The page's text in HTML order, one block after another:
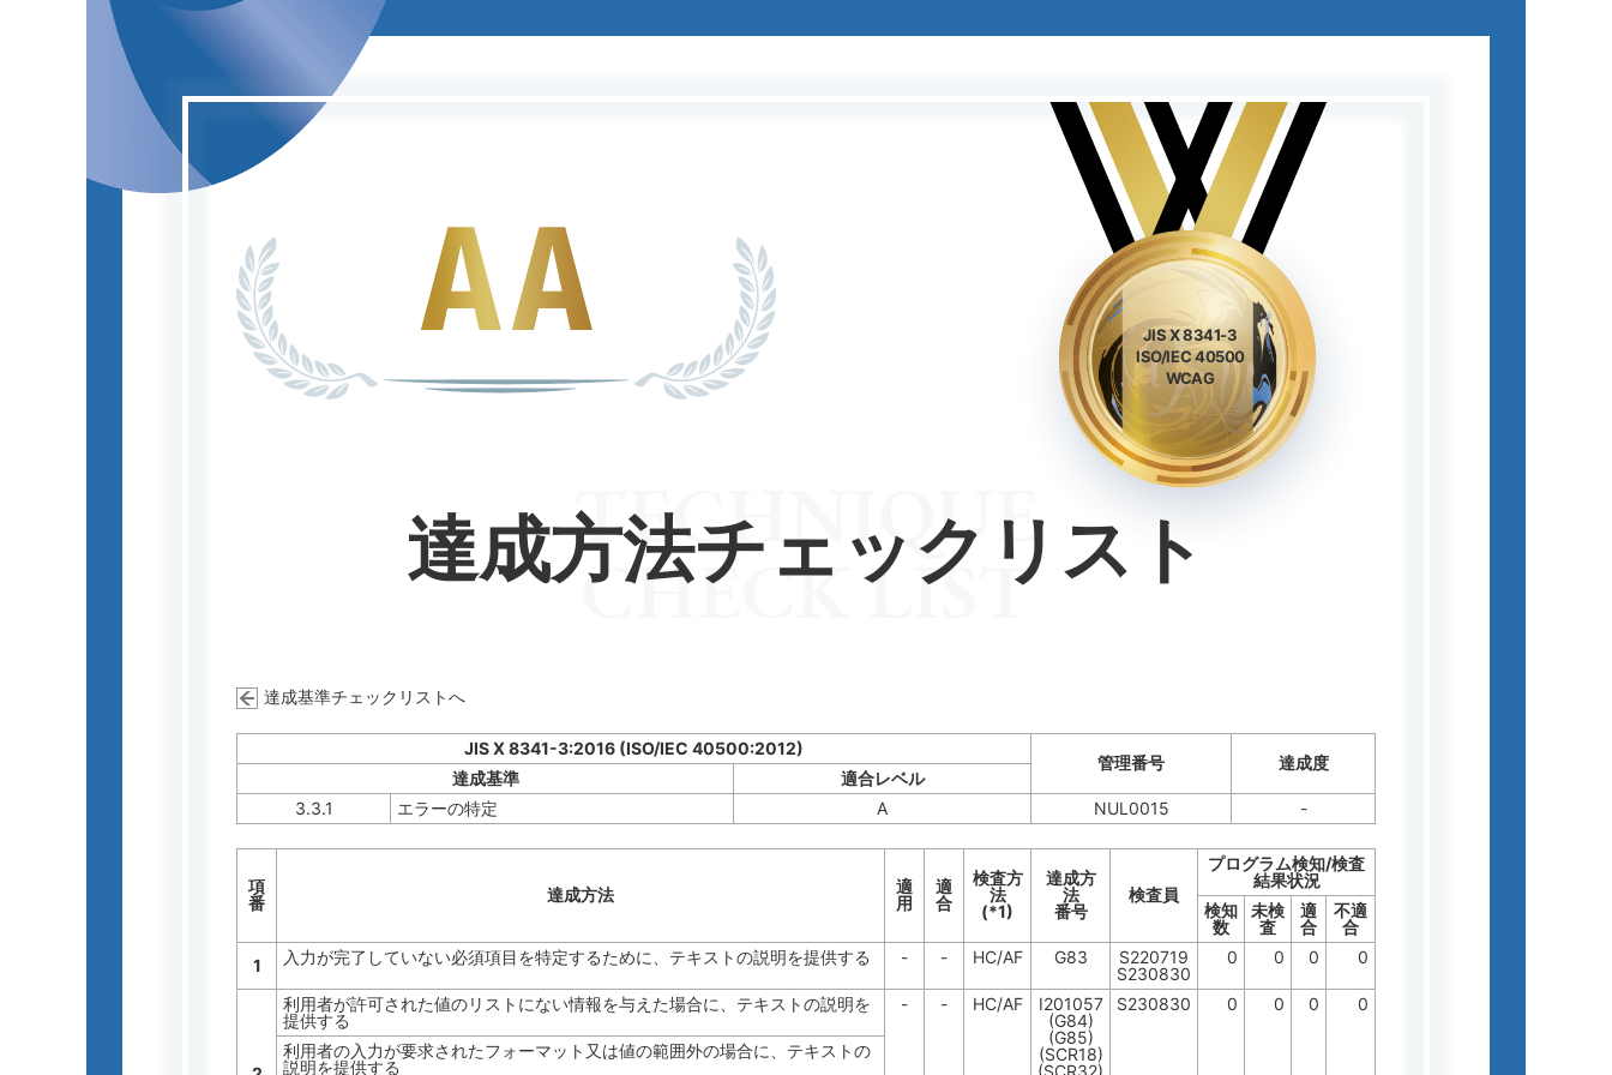
JIS X 8341-3
ISO/IEC 40500
WCAG
達成方法チェックリスト
TECHNIQUE
CHECK LIST
達成基準チェックリストへ
JIS X 8341-3:2016 (ISO/IEC 40500:2012)
管理番号 達成度
達成基準
適合レベル
3.3.1
エラーの特定 A NUL0015 -
項
番
達成方法
適
用
適
合
検査方
法
(*1)
達成方
法
番号
検査員
プログラム検知/検査
結果状況
検知
数
未検
査
適
合
不適
合
1
入力が完了していない必須項目を特定するために、テキストの説明を提供する - - HC/AF G83
S220719
S230830
0 0 0 0
利用者が許可された値のリストにない情報を与えた場合に、テキストの説明を
提供する
- - HC/AF
I201057
(G84)
(G85)
(SCR18)
(SCR32)
S230830 0 0 0 0
利用者の入力が要求されたフォーマット又は値の範囲外の場合に、テキストの
説明を提供する